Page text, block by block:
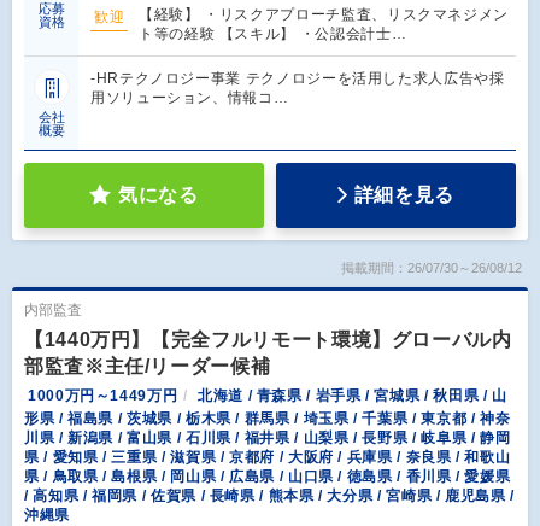
応募
資格
歓迎
【経験】 ・リスクアプローチ監査、リスクマネジメン
ト等の経験 【スキル】 ・公認会計士…
会社
概要
-HRテクノロジー事業 テクノロジーを活用した求人広告や採
用ソリューション、情報コ…
気になる 詳細を見る
掲載期間：26/07/30～26/08/12
内部監査
【1440万円】【完全フルリモート環境】グローバル内
部監査※主任/リーダー候補
1000万円～1449万円
北海道 / 青森県 / 岩手県 / 宮城県 / 秋田県 / 山
形県 / 福島県 / 茨城県 / 栃木県 / 群馬県 / 埼玉県 / 千葉県 / 東京都 / 神奈
川県 / 新潟県 / 富山県 / 石川県 / 福井県 / 山梨県 / 長野県 / 岐阜県 / 静岡
県 / 愛知県 / 三重県 / 滋賀県 / 京都府 / 大阪府 / 兵庫県 / 奈良県 / 和歌山
県 / 鳥取県 / 島根県 / 岡山県 / 広島県 / 山口県 / 徳島県 / 香川県 / 愛媛県
/ 高知県 / 福岡県 / 佐賀県 / 長崎県 / 熊本県 / 大分県 / 宮崎県 / 鹿児島県 /
沖縄県